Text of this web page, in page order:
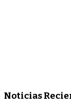
Noticias